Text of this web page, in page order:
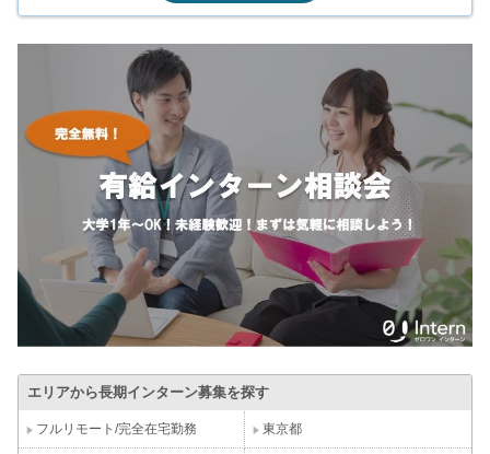
エリアから長期インターン募集を探す
フルリモート/完全在宅勤務 東京都